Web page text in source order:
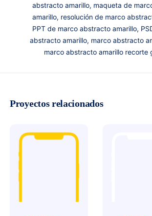
abstracto amarillo, maqueta de
amarillo, resolución de marco
PPT de marco abstracto amarillo,
abstracto amarillo, marco abstracto
marco abstracto amarillo recorte
Proyectos relacionados